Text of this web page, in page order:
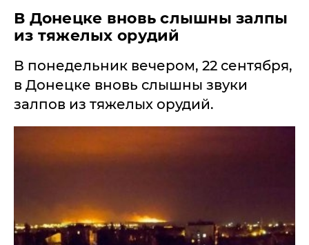
В Донецке вновь слышны залпы
из тяжелых орудий
В понедельник вечером, 22 сентября,
в Донецке вновь слышны звуки
залпов из тяжелых орудий.